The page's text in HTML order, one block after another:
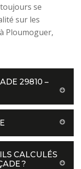
se
sur les
Ploumoguer,
29810 –
CALCULÉS
?